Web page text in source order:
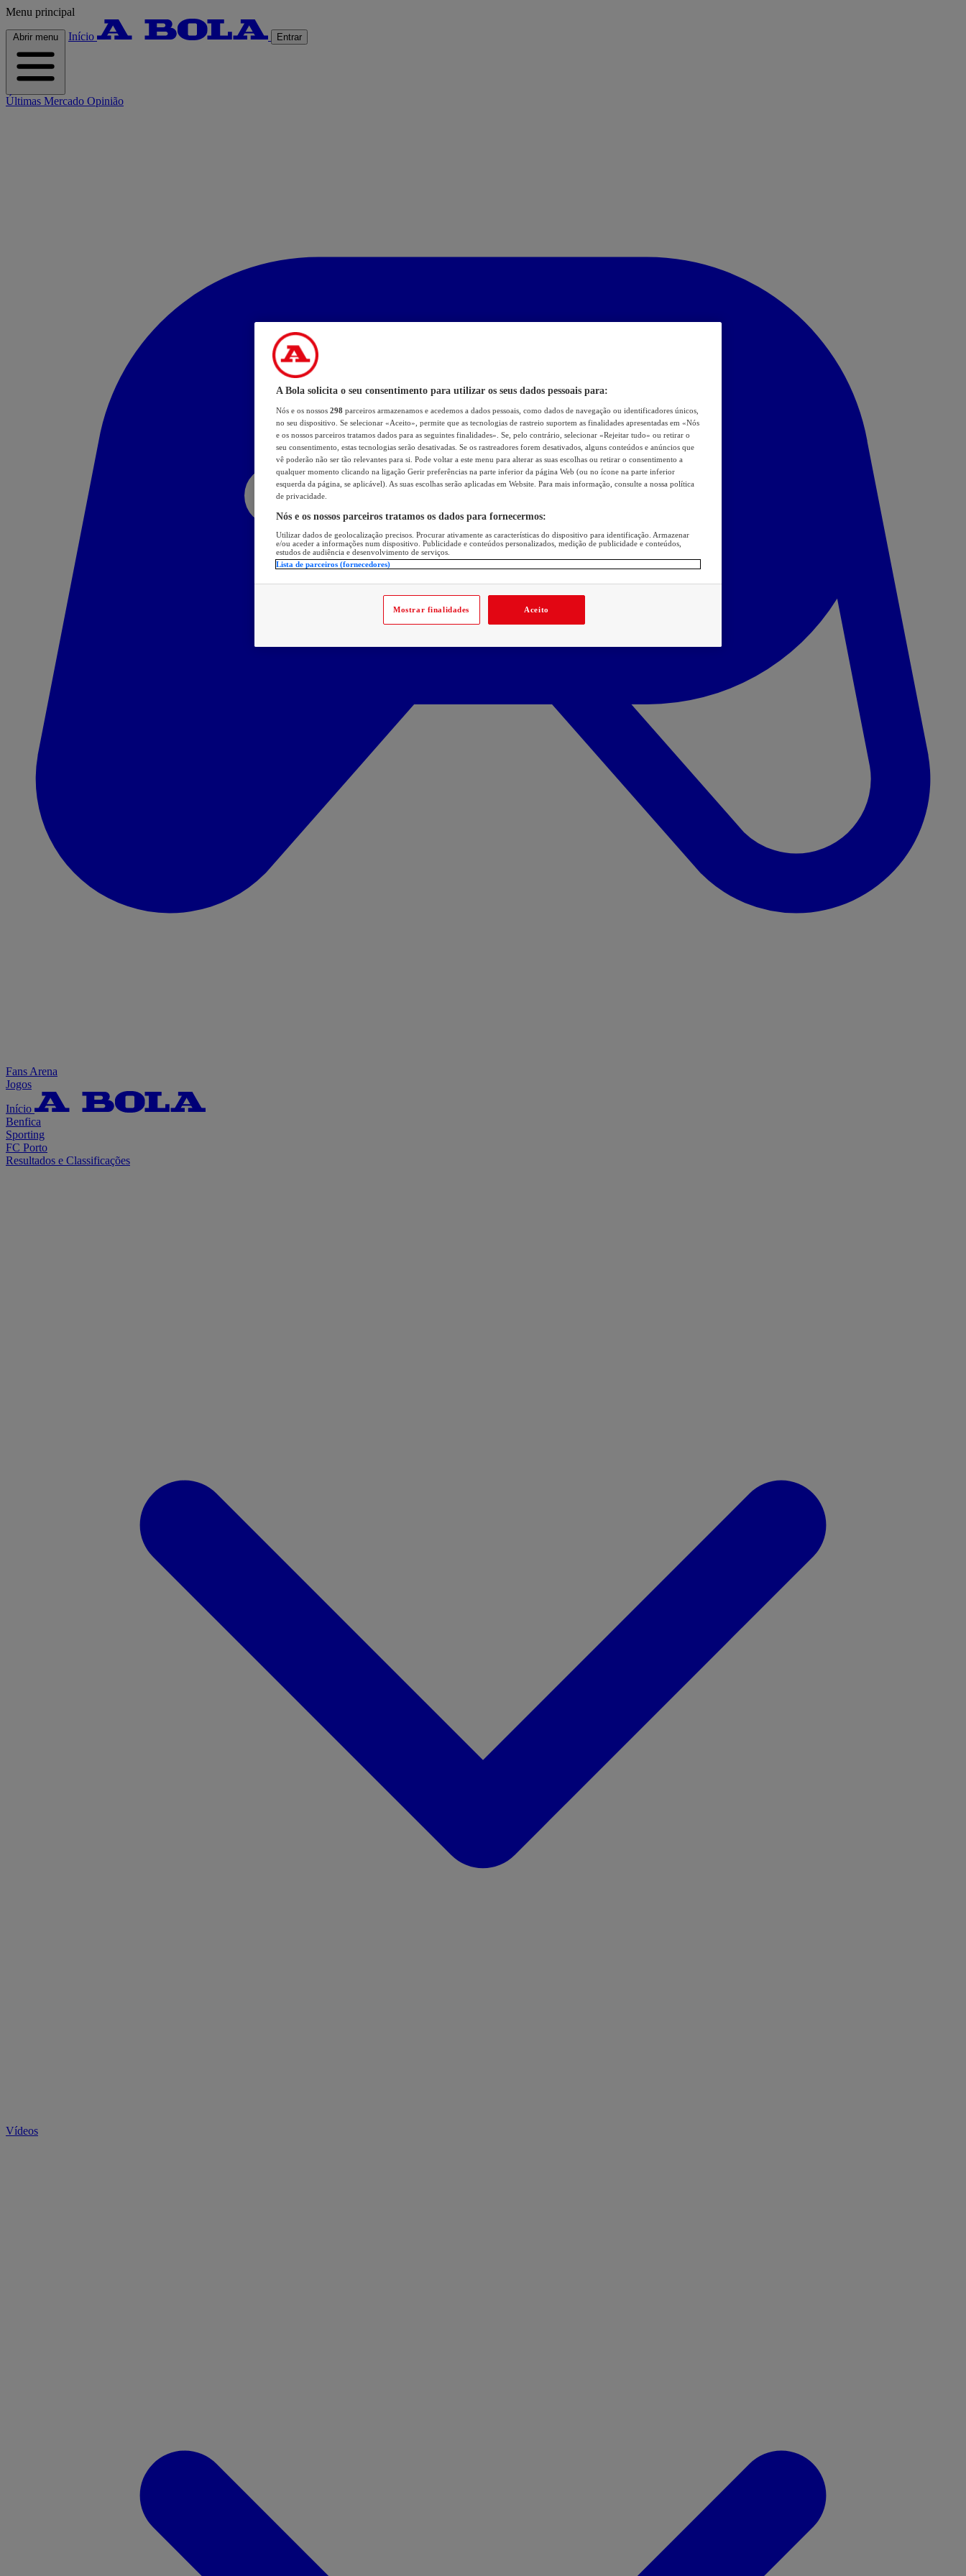
Menu principal
Abrir menu Início Entrar
Últimas Mercado Opinião
Fans Arena
Jogos
Início
Benfica
Sporting
FC Porto
Resultados e Classificações
Vídeos
A Bola solicita o seu consentimento para utilizar os seus dados pessoais para:
Nós e os nossos 298 parceiros armazenamos e acedemos a dados pessoais, como dados de navegação ou identificadores únicos,
no seu dispositivo. Se selecionar «Aceito», permite que as tecnologias de rastreio suportem as finalidades apresentadas em «Nós
e os nossos parceiros tratamos dados para as seguintes finalidades». Se, pelo contrário, selecionar «Rejeitar tudo» ou retirar o
seu consentimento, estas tecnologias serão desativadas. Se os rastreadores forem desativados, alguns conteúdos e anúncios que
vê poderão não ser tão relevantes para si. Pode voltar a este menu para alterar as suas escolhas ou retirar o consentimento a
qualquer momento clicando na ligação Gerir preferências na parte inferior da página Web (ou no ícone na parte inferior
esquerda da página, se aplicável). As suas escolhas serão aplicadas em Website. Para mais informação, consulte a nossa política
de privacidade.
Nós e os nossos parceiros tratamos os dados para fornecermos:
Utilizar dados de geolocalização precisos. Procurar ativamente as características do dispositivo para identificação. Armazenar
e/ou aceder a informações num dispositivo. Publicidade e conteúdos personalizados, medição de publicidade e conteúdos,
estudos de audiência e desenvolvimento de serviços.
Lista de parceiros (fornecedores)
Mostrar finalidades Aceito